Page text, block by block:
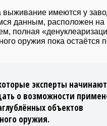
имеются у
данным, расположен на
полная
оружия пока остаётся
эксперты начинают
о возможности
объектов
оружия.